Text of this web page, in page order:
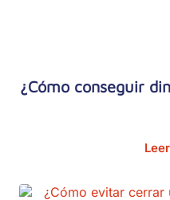
¿Cómo conseguir